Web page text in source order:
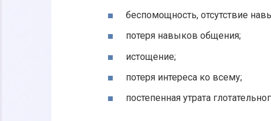
беспомощность, отсутствие
потеря навыков общения;
истощение;
потеря интереса ко всему;
постепенная утрата